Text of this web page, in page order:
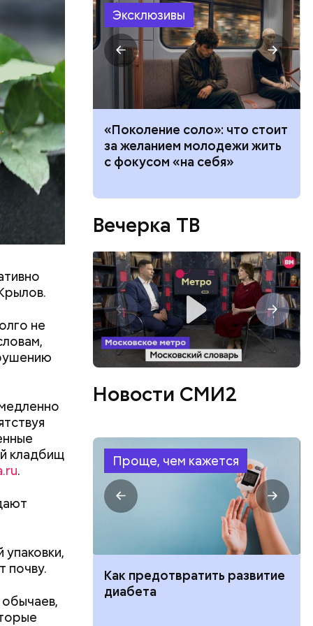
не
кладбищ
.
почву.
и
Эксклюзивы
четыре
которые
тревогу
«Поколение соло»: что стоит
за желанием молодежи жить
с фокусом «на себя»
Вечерка ТВ
Новости СМИ2
Проще, чем кажется
ли дом по
и сроки
Как предотвратить развитие
диабета